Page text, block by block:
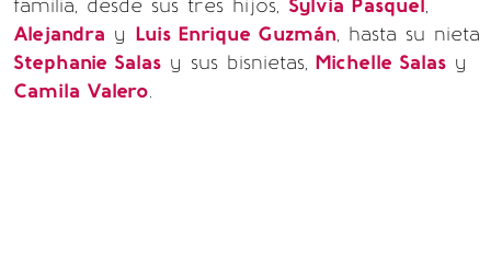
familia, desde sus tres hijos, Sylvia Pasquel,
Alejandra y Luis Enrique Guzmán, hasta su nieta
Stephanie Salas y sus bisnietas, Michelle Salas y
Camila Valero.